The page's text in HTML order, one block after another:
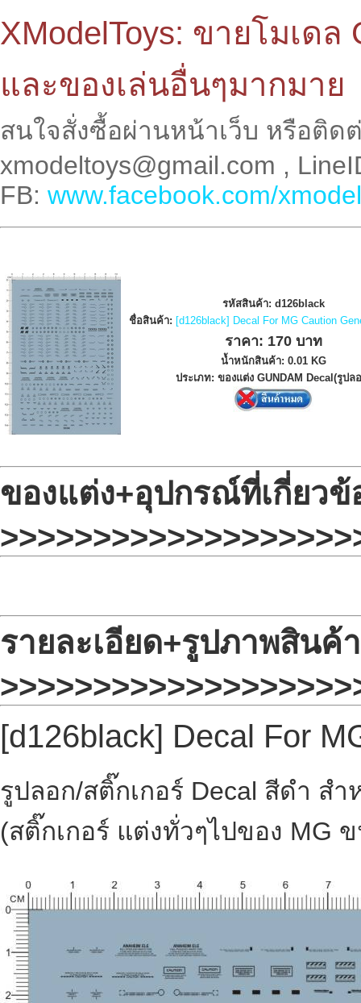
XModelToys: ขายโมเดล
และของเล่นอื่นๆมากมาย
สนใจสั่งซื้อผ่านหน้าเว็บ หรือติด
xmodeltoys@gmail.com ,
FB: www.facebook.com/
รหัสสินค้า: d126black
ชื่อสินค้า: [d126black] Decal For MG Caution
ราคา: 170 บาท
น้ำหนักสินค้า: 0.01 KG
ประเภท: ของแต่ง GUNDAM Decal(รูปล
ของแต่ง+อุปกรณ์ที่เกี่ยวข้
รายละเอียด+รูปภาพสินค้า
[d126black] Decal For
รูปลอก/สติ๊กเกอร์ Decal สีดำ สำ
(สติ๊กเกอร์ แต่งทั่วๆไปของ MG